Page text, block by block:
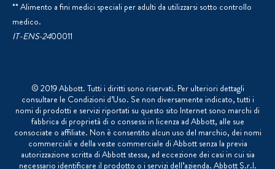
** Alimento a fini medici speciali per adulti da utilizzarsi sotto controllo
medico.
IT-ENS-2400011
© 2019 Abbott. Tutti i diritti sono riservati. Per ulteriori dettagli
consultare le Condizioni d’Uso. Se non diversamente indicato, tutti i
nomi di prodotti e servizi riportati su questo sito Internet sono marchi di
fabbrica di proprietà di o consessi in licenza ad Abbott, alle sue
consociate o affiliate. Non è consentito alcun uso del marchio, dei nomi
commerciali e della veste commerciale di Abbott senza la previa
autorizzazione scritta di Abbott stessa, ad eccezione dei casi in cui sia
necessario identificare il prodotto o i servizi dell’azienda. Abbott S.r.l.